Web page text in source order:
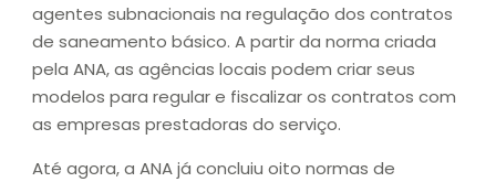
agentes subnacionais na regulação dos contratos
de saneamento básico. A partir da norma criada
pela ANA, as agências locais podem criar seus
modelos para regular e fiscalizar os contratos com
as empresas prestadoras do serviço.
Até agora, a ANA já concluiu oito normas de